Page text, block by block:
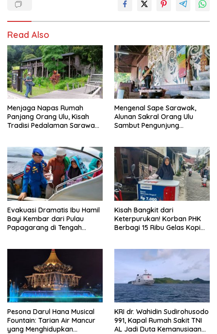
Read Also
Menjaga Napas Rumah
Panjang Orang Ulu, Kisah
Tradisi Pedalaman Sarawak
Mengenal Sape Sarawak,
Alunan Sakral Orang Ulu
Sambut Pengunjung
Evakuasi Dramatis Ibu Hamil
Bayi Kembar dari Pulau
Papagarang di Tengah
Kisah Bangkit dari
Keterpurukan! Korban PHK
Berbagi 15 Ribu Gelas Kopi
Pesona Darul Hana Musical
Fountain: Tarian Air Mancur
yang Menghidupkan
KRI dr. Wahidin Sudirohusodo
991, Kapal Rumah Sakit TNI
AL Jadi Duta Kemanusiaan